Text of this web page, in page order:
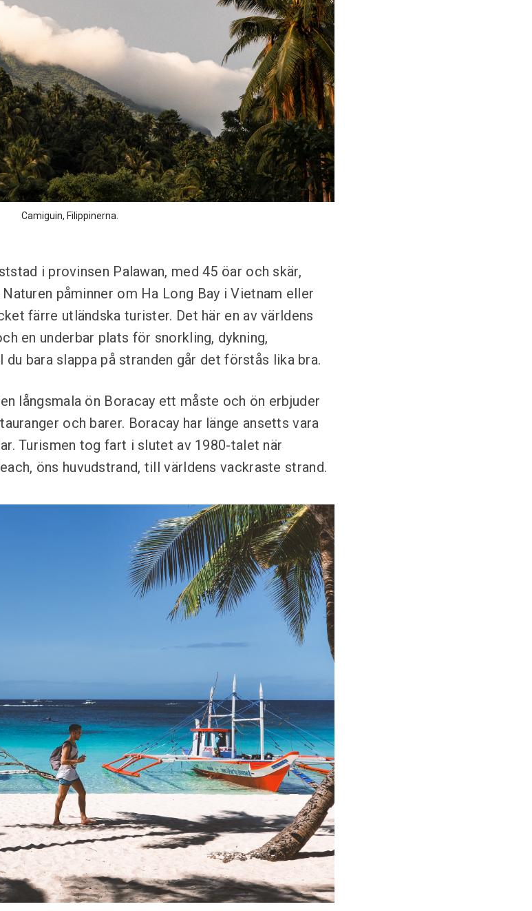
Camiguin, Filippinerna.
i provinsen Palawan, med 45 öar och skär,
påminner om Ha Long Bay i Vietnam eller
färre utländska turister. Det här en av världens
en underbar plats för snorkling, dykning,
bara slappa på stranden går det förstås lika bra.
långsmala ön Boracay ett måste och ön erbjuder
och barer. Boracay har länge ansetts vara
Turismen tog fart i slutet av 1980-talet när
öns huvudstrand, till världens vackraste strand.